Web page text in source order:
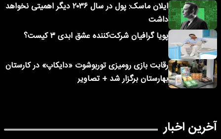
ایلان ماسک: پول در سال ۲۰۳۶ دیگر اهمیتی نخواهد
داشت
پویا گرافیان شرکت‌کننده عشق ابدی ۳ کیست؟
رقابت بازی رومیزی توربوشوت «دایکاپ» در کارستان
بهارستان برگزار شد + تصاویر
آخرین اخبار